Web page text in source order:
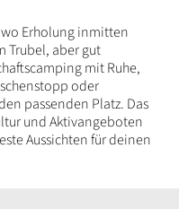
Erholung inmitten
Trubel, aber gut
mit Ruhe,
oder
passenden Platz. Das
und Aktivangeboten
Aussichten für deinen